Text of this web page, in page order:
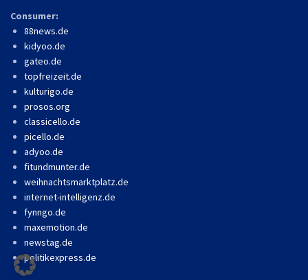
Consumer:
88news.de
kidyoo.de
gateo.de
topfreizeit.de
kulturigo.de
prosos.org
classicello.de
picello.de
adyoo.de
fitundmunter.de
weihnachtsmarktplatz.de
internet-intelligenz.de
fynngo.de
maxemotion.de
newstag.de
politikexpress.de